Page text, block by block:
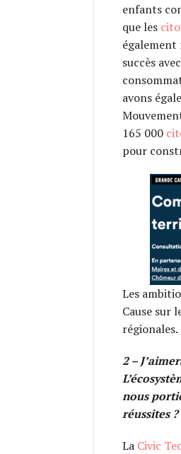
enfants
que les
également
succès
avons
165 000
pour
Les
Cause sur
régionales.
2 –
nous
réussites ?
La Civic